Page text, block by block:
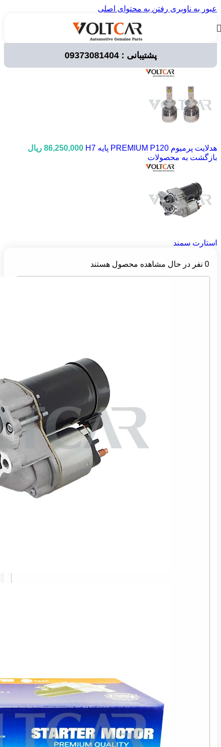
عبور به ناوبری رفتن به محتوای اصلی
پشتیبانی : 09373081404لوازم برقی خودرو
هدلایت پرمیوم PREMIUM P120 پایه H7 86,250,000 ریال
بازگشت به محصولات
استارت سمند
0 نفر در حال مشاهده محصول هستند